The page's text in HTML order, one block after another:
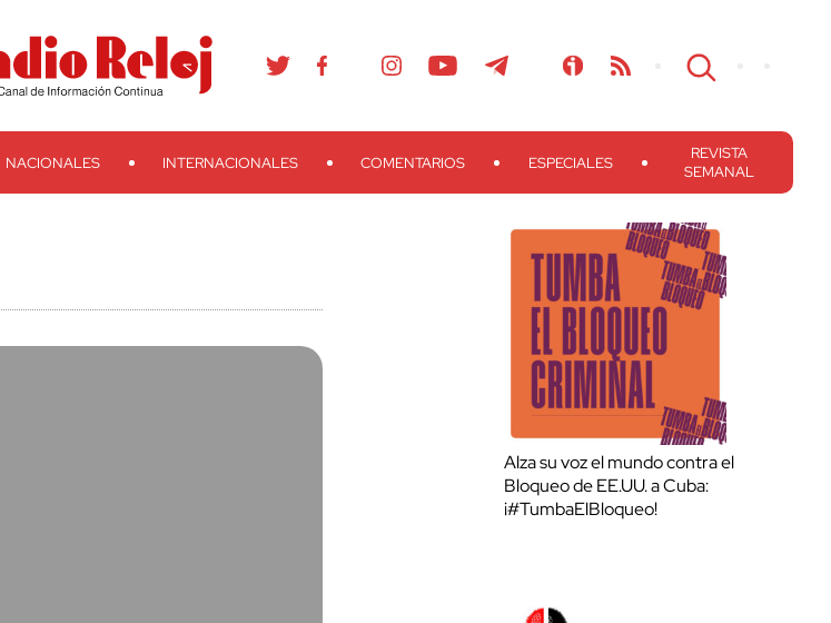
Ivoox RSS Search
NACIONALES INTERNACIONALES COMENTARIOS ESPECIALES
REVISTA
SEMANAL
Alza su voz el mundo contra el
Bloqueo de EE.UU. a Cuba:
¡#TumbaElBloqueo!